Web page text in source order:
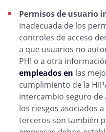
Permisos de usuario
inadecuada de los
controles de acceso
a que usuarios no
PHI o a otra
empleados en las
cumplimiento de la
intercambio seguro de
los riesgos asociados
terceros son también